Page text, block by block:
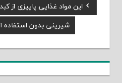
راهبری
نوشته
Previous
Post:
این مواد غذایی پاییزی از
Next
Post:
شیرینی بدون استفاده